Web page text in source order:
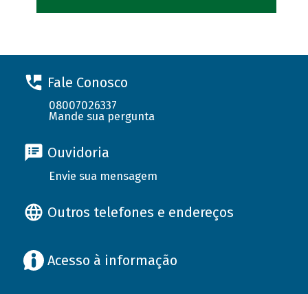
Fale Conosco
08007026337
Mande sua pergunta
Ouvidoria
Envie sua mensagem
Outros telefones e endereços
Acesso à informação